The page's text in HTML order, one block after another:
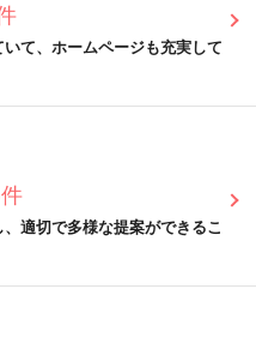
て、ホームページも充実して
適切で多様な提案ができるこ